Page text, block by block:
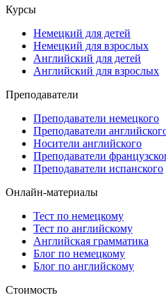
Курсы
Немецкий для детей
Немецкий для взрослых
Английский для детей
Английский для взрослых
Преподаватели
Преподаватели немецкого
Преподаватели
Носители английского
Преподаватели
Преподаватели испанского
Онлайн-материалы
Тест по немецкому
Тест по английскому
Английская грамматика
Блог по немецкому
Блог по английскому
Стоимость